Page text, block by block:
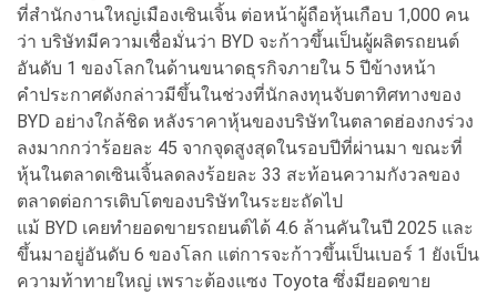
ที่สำนักงานใหญ่เมืองเซินเจิ้น ต่อหน้าผู้ถือหุ้นเกือบ 1,000 คน
ว่า บริษัทมีความเชื่อมั่นว่า BYD จะก้าวขึ้นเป็นผู้ผลิตรถยนต์
อันดับ 1 ของโลกในด้านขนาดธุรกิจภายใน 5 ปีข้างหน้า
คำประกาศดังกล่าวมีขึ้นในช่วงที่นักลงทุนจับตาทิศทางของ
BYD อย่างใกล้ชิด หลังราคาหุ้นของบริษัทในตลาดฮ่องกงร่วง
ลงมากกว่าร้อยละ 45 จากจุดสูงสุดในรอบปีที่ผ่านมา ขณะที่
หุ้นในตลาดเซินเจิ้นลดลงร้อยละ 33 สะท้อนความกังวลของ
ตลาดต่อการเติบโตของบริษัทในระยะถัดไป
แม้ BYD เคยทำยอดขายรถยนต์ได้ 4.6 ล้านคันในปี 2025 และ
ขึ้นมาอยู่อันดับ 6 ของโลก แต่การจะก้าวขึ้นเป็นเบอร์ 1 ยังเป็น
ความท้าทายใหญ่ เพราะต้องแซง Toyota ซึ่งมียอดขาย